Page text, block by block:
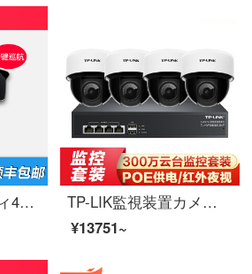
TP-LIKセキュリティ400万高精細無線監視カメラ携帯電話長星夜間テレビ回転雲台機家庭用防水防塵ビデオプローブTL-PC 745-D銃器400万画質【ワンタッチクルーズ】128 GB
TP-LIK監視装置カメラセット300万POE双方向音声赤外線双雲台モニターハードディスクレコーダセット家庭用携帯電話遠隔安防【300万POE監視セット】4番ベルト2 TBハードディスク
¥13751~